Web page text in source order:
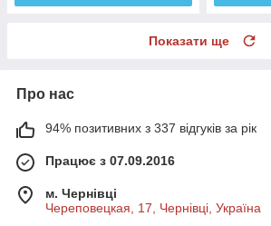
Показати ще
Про нас
94% позитивних з 337 відгуків за рік
Працює з 07.09.2016
м. Чернівці
Череповецкая, 17, Чернівці, Україна